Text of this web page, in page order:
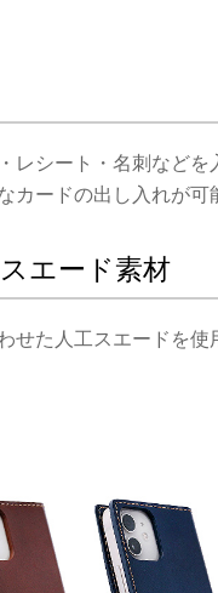
レシート・名刺など
カードの出し入れが可
エード素材
せた人工スエードを